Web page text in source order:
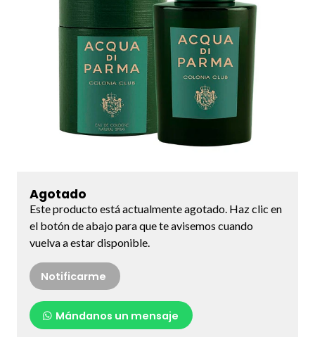
Agotado
Este producto está actualmente agotado. Haz clic en
el botón de abajo para que te avisemos cuando
vuelva a estar disponible.
Notificarme
Mándanos un mensaje